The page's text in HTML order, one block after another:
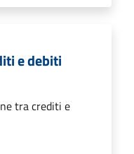
e debiti
tra crediti e